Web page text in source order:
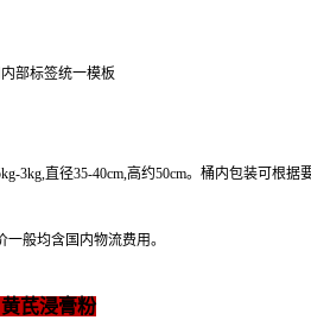
部标签统一模板
3kg,直径35-40cm,高约50cm。桶内包装可根据
般均含国内物流费用。
芪浸膏粉